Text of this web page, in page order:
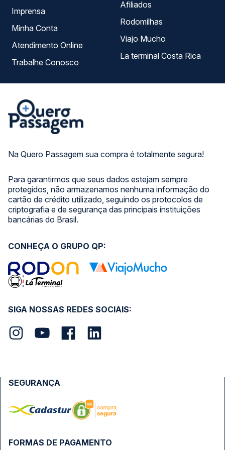
Na Quero Passagem sua compra é totalmente segura!
Para garantirmos que seus dados estejam sempre
protegidos, não armazenamos nenhuma informação do
cartão de crédito utilizado, seguindo os protocolos de
criptografia e de segurança das principais instituições
bancárias do Brasil.
Imprensa
Minha Conta
Atendimento Online
Trabalhe Conosco
Afiliados
Rodomilhas
Viajo Mucho
La terminal Costa Rica
SIGA NOSSAS REDES SOCIAIS:
CONHEÇA O GRUPO QP:
FORMAS DE PAGAMENTO
SEGURANÇA